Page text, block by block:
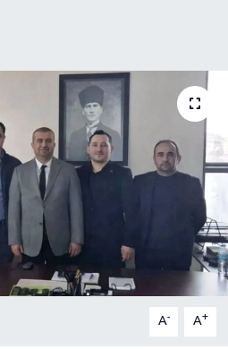
A- A+